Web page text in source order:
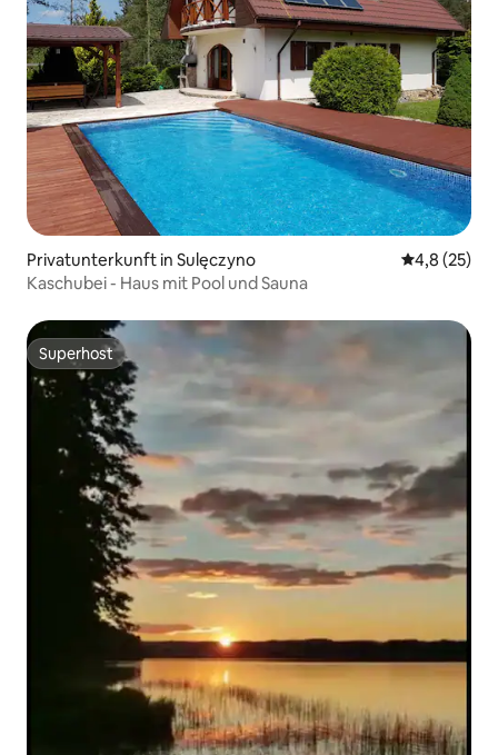
Privatunterkunft in Sulęczyno
4,8 (25)
Kaschubei - Haus mit Pool und Sauna
Superhost
Superhost